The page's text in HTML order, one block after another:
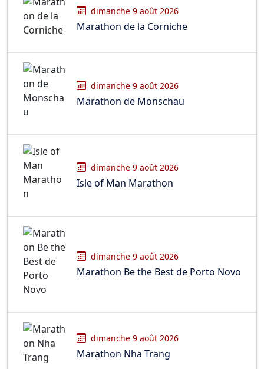
dimanche 9 août 2026
Marathon de la Corniche
dimanche 9 août 2026
Marathon de Monschau
dimanche 9 août 2026
Isle of Man Marathon
dimanche 9 août 2026
Marathon Be the Best de Porto Novo
dimanche 9 août 2026
Marathon Nha Trang